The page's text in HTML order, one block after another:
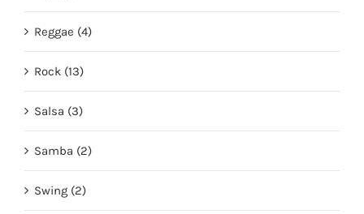
Reggae (4)
Rock (13)
Salsa (3)
Samba (2)
Swing (2)